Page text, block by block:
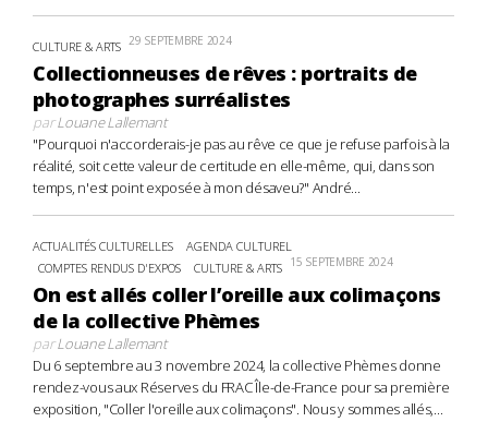
CULTURE & ARTS 29 SEPTEMBRE 2024
Collectionneuses de rêves : portraits de
photographes surréalistes
parLouane Lallemant
"Pourquoi n'accorderais-je pas au rêve ce que je refuse parfois à la
réalité, soit cette valeur de certitude en elle-même, qui, dans son
temps, n'est point exposée à mon désaveu?" André...
ACTUALITÉS CULTURELLES
AGENDA CULTUREL
COMPTES RENDUS D'EXPOS
CULTURE & ARTS 15 SEPTEMBRE 2024
On est allés coller l’oreille aux colimaçons
de la collective Phèmes
parLouane Lallemant
Du 6 septembre au 3 novembre 2024, la collective Phèmes donne
rendez-vous aux Réserves du FRAC Île-de-France pour sa première
exposition, "Coller l'oreille aux colimaçons". Nous y sommes allés,...